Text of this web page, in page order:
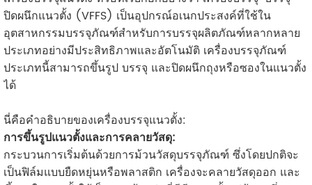
ปิดผนึกแนวตั้ง (VFFS) เป็นอุปกรณ์อเนกประสงค์ที่ใช้ใน
อุตสาหกรรมบรรจุภัณฑ์สำหรับการบรรจุผลิตภัณฑ์หลากหลาย
ประเภทอย่างมีประสิทธิภาพและอัตโนมัติ เครื่องบรรจุภัณฑ์
ประเภทนี้สามารถขึ้นรูป บรรจุ และปิดผนึกถุงหรือซองในแนวตั้ง
ได้
นี่คือคำอธิบายของเครื่องบรรจุแนวตั้ง:
การขึ้นรูปแนวตั้งและการคลายวัสดุ:
กระบวนการเริ่มต้นด้วยการม้วนวัสดุบรรจุภัณฑ์ ซึ่งโดยปกติจะ
เป็นฟิล์มแบบยืดหยุ่นหรือพลาสติก เครื่องจะคลายวัสดุออก และ